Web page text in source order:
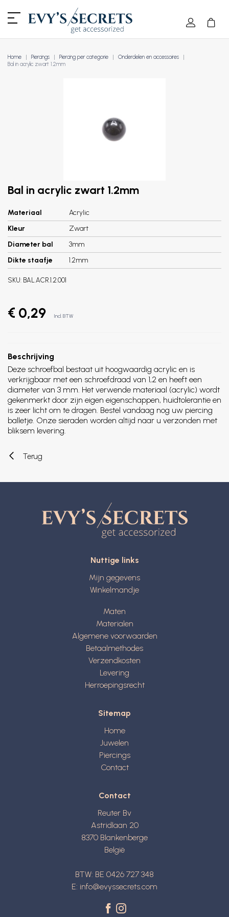
Home Piercings Piercing per categorie
Onderdelen en accessoires
Bal in acrylic zwart 1.2mm
Bal in acrylic zwart 1.2mm
Materiaal
Acrylic
Kleur
Zwart
Diameter bal
3mm
Dikte staafje
1.2mm
SKU: BAL.ACR.1.2.001
€ 0,29 Incl. BTW
Beschrijving
Deze schroefbal bestaat uit hoogwaardig acrylic en is
verkrijgbaar met een schroefdraad van 1,2 en heeft een
diameter van 3 mm. Het verwende materiaal (acrylic) wordt
gekenmerkt door zijn eigen eigenschappen, huidtolerantie en
is zeer licht om te dragen. Bestel vandaag nog uw piercing
balletje. Onze sieraden worden altijd naar u verzonden met
bliksem levering.
Terug
Nuttige links
Mijn gegevens
Winkelmandje
Maten
Materialen
Algemene voorwaarden
Betaalmethodes
Verzendkosten
Levering
Herroepingsrecht
Sitemap
Home
Juwelen
Piercings
Contact
Contact
Reuter Bv
Astridlaan 20
8370 Blankenberge
België
BTW: BE 0426 727 348
E: info@evyssecrets.com